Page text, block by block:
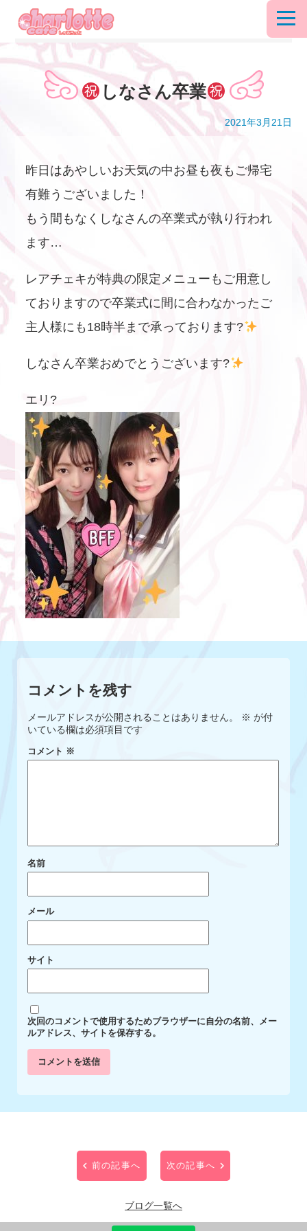
しなさん卒業
2021年3月21日
昨日はあやしいお天気の中お昼も夜もご帰宅
有難うございました！
もう間もなくしなさんの卒業式が執り行われ
ます…
レアチェキが特典の限定メニューもご用意し
ておりますので卒業式に間に合わなかったご
主人様にも18時半まで承っております?
しなさん卒業おめでとうございます?
エリ?
コメントを残す
メールアドレスが公開されることはありません。 ※ が付
いている欄は必須項目です
コメント ※
名前
メール
サイト
次回のコメントで使用するためブラウザーに自分の名前、メー
ルアドレス、サイトを保存する。
前の記事へ 次の記事へ
ブログ一覧へ